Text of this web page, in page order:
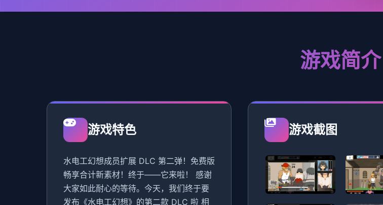
游戏简介
游戏特色
水电工幻想成员扩展 DLC 第二弹！免费版
畅享合计新素材！终于——它来啦！ 感谢
大家如此耐心的等待。今天，我们终于要
发布《水电工幻想》的第二款 DLC 啦 相
游戏截图